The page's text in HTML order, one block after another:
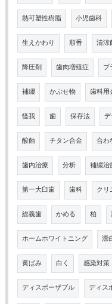
熱可塑性樹脂 小児歯科
生えかわり 順番 清涼
降圧剤 歯肉増殖症 プ
補綴 かぶせ物 歯科用
怪我 歯 保存法
酸蝕 チタン合金 合わ
歯内治療 分析 補綴治
第一大臼歯 歯科 クリ
総義歯 かめる 柏
ホームホワイトニング 漂
黄ばみ 白く 感染対策
ディスポーザブル ディス